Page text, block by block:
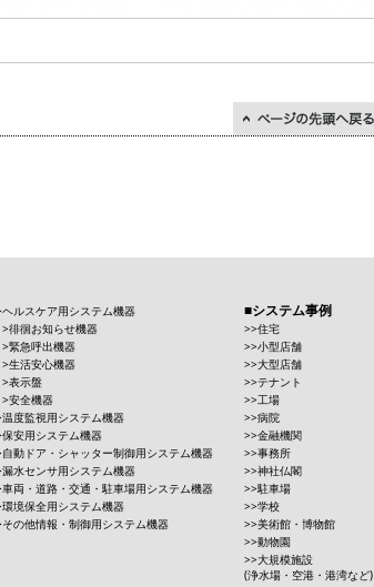
ヘルスケア用システム機器
徘徊お知らせ機器
緊急呼出機器
生活安心機器
表示盤
安全機器
温度監視用システム機器
保安用システム機器
自動ドア・シャッター制御用システム機器
漏水センサ用システム機器
車両・道路・交通・駐車場用システム機器
環境保全用システム機器
その他情報・制御用システム機器
システム事例
住宅
小型店舗
大型店舗
テナント
工場
病院
金融機関
事務所
神社仏閣
駐車場
学校
美術館・博物館
動物園
大規模施設
(浄水場・空港・港湾など)